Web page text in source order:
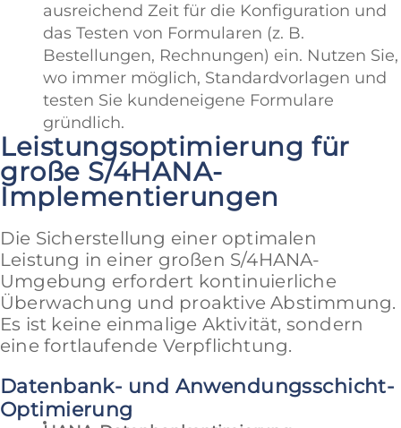
ausreichend Zeit für die Konfiguration und
das Testen von Formularen (z. B.
Bestellungen, Rechnungen) ein. Nutzen Sie,
wo immer möglich, Standardvorlagen und
testen Sie kundeneigene Formulare
gründlich.
Leistungsoptimierung für
große S/4HANA-
Implementierungen
Die Sicherstellung einer optimalen
Leistung in einer großen S/4HANA-
Umgebung erfordert kontinuierliche
Überwachung und proaktive Abstimmung.
Es ist keine einmalige Aktivität, sondern
eine fortlaufende Verpflichtung.
Datenbank- und Anwendungsschicht-
Optimierung